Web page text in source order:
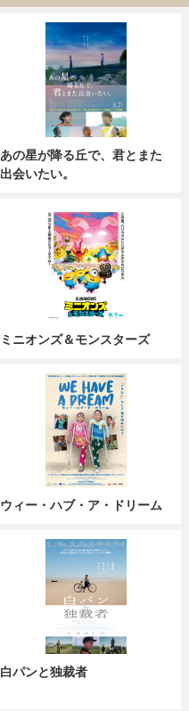
あの星が降る丘で、君とまた
出会いたい。
ミニオンズ＆モンスターズ
ウィー・ハブ・ア・ドリーム
白パンと独裁者